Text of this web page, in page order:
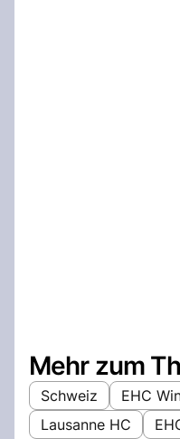
Mehr zum
Schweiz
EHC
Lausanne HC